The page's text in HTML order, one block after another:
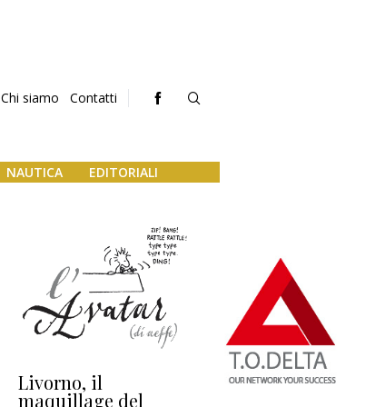
Chi siamo Contatti
NAUTICA EDITORIALI
Livorno, il
maquillage del
L’uscita di scena di